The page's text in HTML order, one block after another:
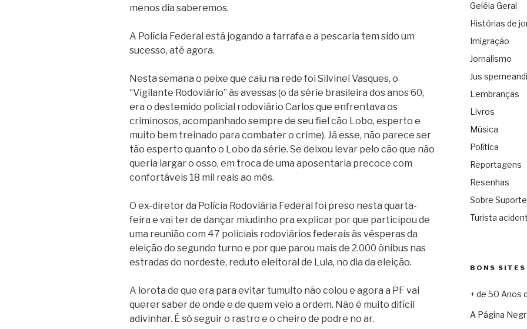
menos dia saberemos.
A Polícia Federal está jogando a tarrafa e a pescaria tem sido um
sucesso, até agora.
Nesta semana o peixe que caiu na rede foi Silvinei Vasques, o
“Vigilante Rodoviário” às avessas (o da série brasileira dos anos 60,
era o destemido policial rodoviário Carlos que enfrentava os
criminosos, acompanhado sempre de seu fiel cão Lobo, esperto e
muito bem treinado para combater o crime). Já esse, não parece ser
tão esperto quanto o Lobo da série. Se deixou levar pelo cão que não
queria largar o osso, em troca de uma aposentaria precoce com
confortáveis 18 mil reais ao mês.
O ex-diretor da Polícia Rodoviária Federal foi preso nesta quarta-
feira e vai ter de dançar miudinho pra explicar por que participou de
uma reunião com 47 policiais rodoviários federais às vésperas da
eleição do segundo turno e por que parou mais de 2.000 ônibus nas
estradas do nordeste, reduto eleitoral de Lula, no dia da eleição.
A lorota de que era para evitar tumulto não colou e agora a PF vai
querer saber de onde e de quem veio a ordem. Não é muito difícil
adivinhar. É só seguir o rastro e o cheiro de podre no ar.
Geléia Geral
Histórias de
Imigração
Jornalismo
Jus sperneandi
Lembranças
Livros
Música
Política
Reportagens
Resenhas
Sobre
Turista
BONS SITES
+ de 50 Anos
A Página